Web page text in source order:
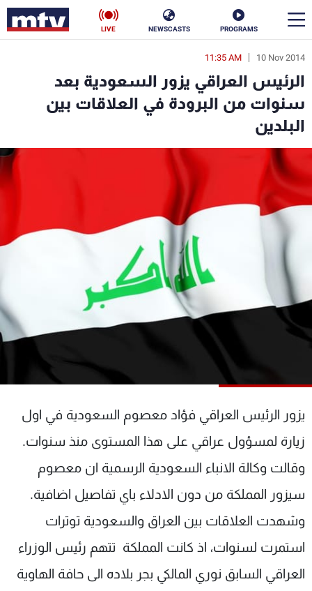
PROGRAMS
NEWSCASTS
LIVE
10 Nov 2014
11:35 AM
الرئيس العراقي يزور السعودية بعد
سنوات من البرودة في العلاقات بين
البلدين
يزور الرئيس العراقي فؤاد معصوم السعودية في اول
زيارة لمسؤول عراقي على هذا المستوى منذ سنوات.
وقالت وكالة الانباء السعودية الرسمية ان معصوم
سيزور المملكة من دون الادلاء باي تفاصيل اضافية.
وشهدت العلاقات بين العراق والسعودية توترات
استمرت لسنوات، اذ كانت المملكة تتهم رئيس الوزراء
العراقي السابق نوري المالكي بجر بلاده الى حافة الهاوية
en
الأخبار
سياسة
إقتصاد
منوعات
كأس العالم
البرامج
جدول البرامج
شاهد البرامج
لاعلاناتكم
شروط الإسـتخدام
سياسة الخصوصية